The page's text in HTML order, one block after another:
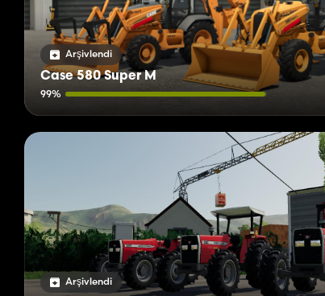
Arşivlendi
Case 580 Super M
99%
Arşivlendi